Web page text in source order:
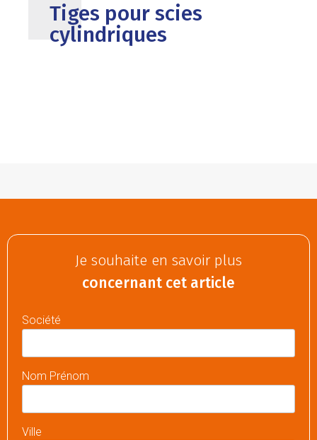
Tiges pour scies
cylindriques
Je souhaite en savoir plus
concernant cet article
Société
Nom Prénom
Ville